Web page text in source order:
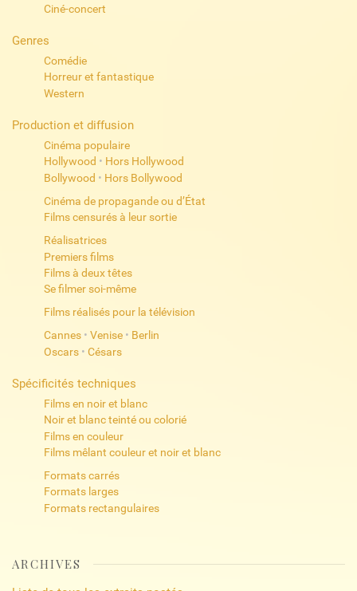
Ciné-concert
Genres
Comédie
Horreur et fantastique
Western
Production et diffusion
Cinéma populaire
Hollywood • Hors Hollywood
Bollywood • Hors Bollywood
Cinéma de propagande ou d’État
Films censurés à leur sortie
Réalisatrices
Premiers films
Films à deux têtes
Se filmer soi-même
Films réalisés pour la télévision
Cannes • Venise • Berlin
Oscars • Césars
Spécificités techniques
Films en noir et blanc
Noir et blanc teinté ou colorié
Films en couleur
Films mêlant couleur et noir et blanc
Formats carrés
Formats larges
Formats rectangulaires
ARCHIVES